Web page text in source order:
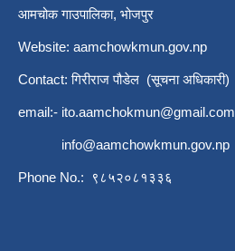
आमचोक गाउपालिका, भोजपुर
Website: aamchowkmun.gov.np
Contact: गिरीराज पौडेल (सूचना अधिकारी)
email:- ito.aamchokmun@gmail.com
info@aamchowkmun.gov.np
Phone No.: ९८५२०८१३३६